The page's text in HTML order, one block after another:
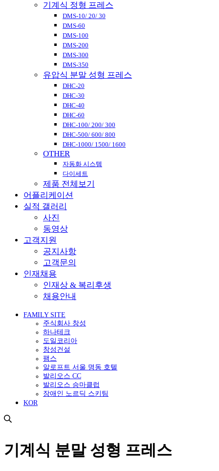
기계식 정형 프레스
DMS-10/ 20/ 30
DMS-60
DMS-100
DMS-200
DMS-300
DMS-350
유압식 분말 성형 프레스
DHC-20
DHC-30
DHC-40
DHC-60
DHC-100/ 200/ 300
DHC-500/ 600/ 800
DHC-1000/ 1500/ 1600
OTHER
자동화 시스템
다이세트
제품 전체보기
어플리케이션
실적 갤러리
사진
동영상
고객지원
공지사항
고객문의
인재채용
인재상 & 복리후생
채용안내
FAMILY SITE
주식회사 창성
하나테크
도일코리아
창성건설
팸스
알로프트 서울 명동 호텔
발리오스 CC
발리오스 승마클럽
장애인 노르딕 스키팀
KOR
기계식 분말 성형 프레스